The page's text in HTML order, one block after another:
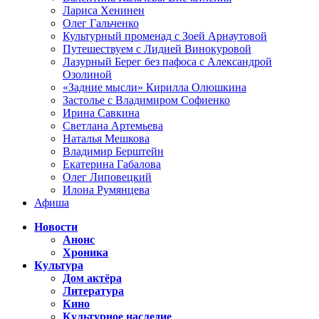
Лариса Хенинен
Олег Гальченко
Культурный променад с Зоей Арнаутовой
Путешествуем с Лидией Винокуровой
Лазурный Берег без пафоса с Александрой
Озолиной
«Задние мысли» Кирилла Олюшкина
Застолье с Владимиром Софиенко
Ирина Савкина
Светлана Артемьева
Наталья Мешкова
Владимир Берштейн
Екатерина Габалова
Олег Липовецкий
Илона Румянцева
Афиша
Новости
Анонс
Хроника
Культура
Дом актёра
Литература
Кино